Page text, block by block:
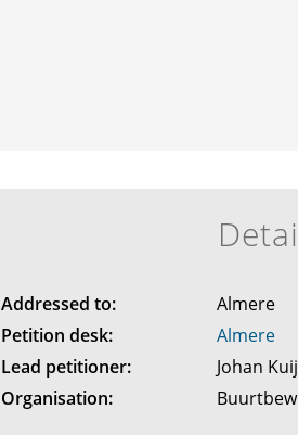
Addressed to:
Almere
Petition desk:
Almere
Lead petitioner:
Johan
Organisation: